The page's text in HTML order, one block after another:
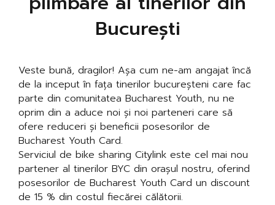
București
Veste bună, dragilor! Așa cum ne-am angajat încă
de la inceput în fața tinerilor bucureșteni care fac
parte din comunitatea Bucharest Youth, nu ne
oprim din a aduce noi și noi parteneri care să
ofere reduceri și beneficii posesorilor de
Bucharest Youth Card.
Serviciul de bike sharing Citylink este cel mai nou
partener al tinerilor BYC din orașul nostru, oferind
posesorilor de Bucharest Youth Card un discount
de 15 % din costul fiecărei călătorii.